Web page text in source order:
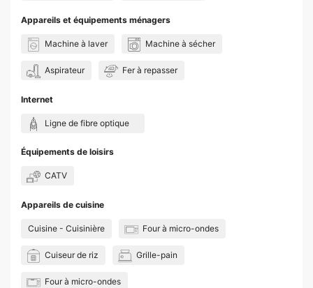
Appareils et équipements ménagers
Machine à laver Machine à sécher
Aspirateur Fer à repasser
Internet
Ligne de fibre optique
Équipements de loisirs
CATV
Appareils de cuisine
Cuisine - Cuisinière Four à micro-ondes
Cuiseur de riz Grille-pain
Four à micro-ondes